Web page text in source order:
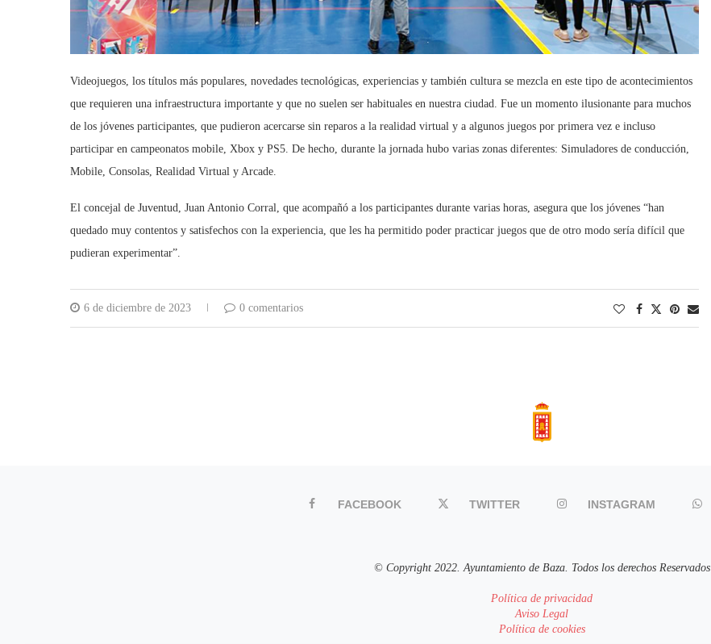
Videojuegos, los títulos más populares, novedades tecnológicas, experiencias y también cultura se mezcla en este tipo de acontecimientos
que requieren una infraestructura importante y que no suelen ser habituales en nuestra ciudad. Fue un momento ilusionante para muchos
de los jóvenes participantes, que pudieron acercarse sin reparos a la realidad virtual y a algunos juegos por primera vez e incluso
participar en campeonatos mobile, Xbox y PS5. De hecho, durante la jornada hubo varias zonas diferentes: Simuladores de conducción,
Mobile, Consolas, Realidad Virtual y Arcade.
El concejal de Juventud, Juan Antonio Corral, que acompañó a los participantes durante varias horas, asegura que los jóvenes “han
quedado muy contentos y satisfechos con la experiencia, que les ha permitido poder practicar juegos que de otro modo sería difícil que
pudieran experimentar”.
6 de diciembre de 2023 0 comentarios
FACEBOOK TWITTER INSTAGRAM
© Copyright 2022. Ayuntamiento de Baza. Todos los derechos Reservados
Política de privacidad
Aviso Legal
Política de cookies